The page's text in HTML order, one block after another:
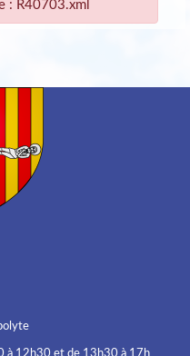
: R40703.xml
à 12h30 et de 13h30 à 17h